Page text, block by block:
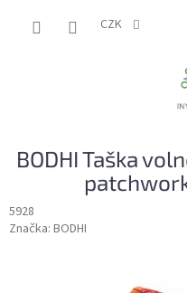
CZK
BODHI Taška
5928
Značka: BODHI